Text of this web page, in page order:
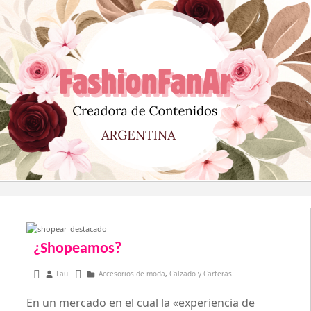
al
contenido
¿Shopeamos?
enero 24, 2013
Lau Accesorios de moda, Calzado y Carteras
En un mercado en el cual la «experiencia de